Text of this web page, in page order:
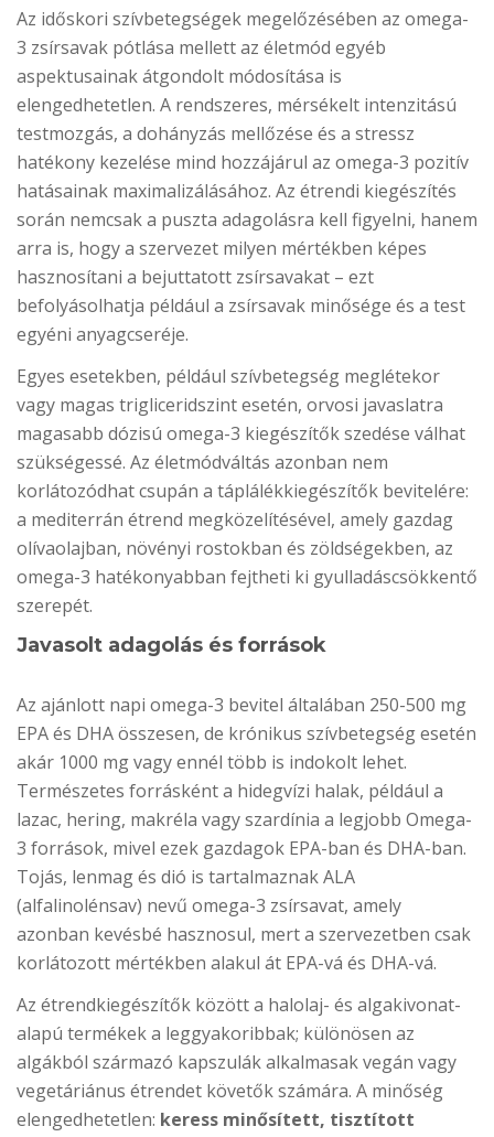
Az időskori szívbetegségek megelőzésében az omega-
3 zsírsavak pótlása mellett az életmód egyéb
aspektusainak átgondolt módosítása is
elengedhetetlen. A rendszeres, mérsékelt intenzitású
testmozgás, a dohányzás mellőzése és a stressz
hatékony kezelése mind hozzájárul az omega-3 pozitív
hatásainak maximalizálásához. Az étrendi kiegészítés
során nemcsak a puszta adagolásra kell figyelni, hanem
arra is, hogy a szervezet milyen mértékben képes
hasznosítani a bejuttatott zsírsavakat – ezt
befolyásolhatja például a zsírsavak minősége és a test
egyéni anyagcseréje.
Egyes esetekben, például szívbetegség meglétekor
vagy magas trigliceridszint esetén, orvosi javaslatra
magasabb dózisú omega-3 kiegészítők szedése válhat
szükségessé. Az életmódváltás azonban nem
korlátozódhat csupán a táplálékkiegészítők bevitelére:
a mediterrán étrend megközelítésével, amely gazdag
olívaolajban, növényi rostokban és zöldségekben, az
omega-3 hatékonyabban fejtheti ki gyulladáscsökkentő
szerepét.
Javasolt adagolás és források
Az ajánlott napi omega-3 bevitel általában 250-500 mg
EPA és DHA összesen, de krónikus szívbetegség esetén
akár 1000 mg vagy ennél több is indokolt lehet.
Természetes forrásként a hidegvízi halak, például a
lazac, hering, makréla vagy szardínia a legjobb Omega-
3 források, mivel ezek gazdagok EPA-ban és DHA-ban.
Tojás, lenmag és dió is tartalmaznak ALA
(alfalinolénsav) nevű omega-3 zsírsavat, amely
azonban kevésbé hasznosul, mert a szervezetben csak
korlátozott mértékben alakul át EPA-vá és DHA-vá.
Az étrendkiegészítők között a halolaj- és algakivonat-
alapú termékek a leggyakoribbak; különösen az
algákból származó kapszulák alkalmasak vegán vagy
vegetáriánus étrendet követők számára. A minőség
elengedhetetlen: keress minősített, tisztított